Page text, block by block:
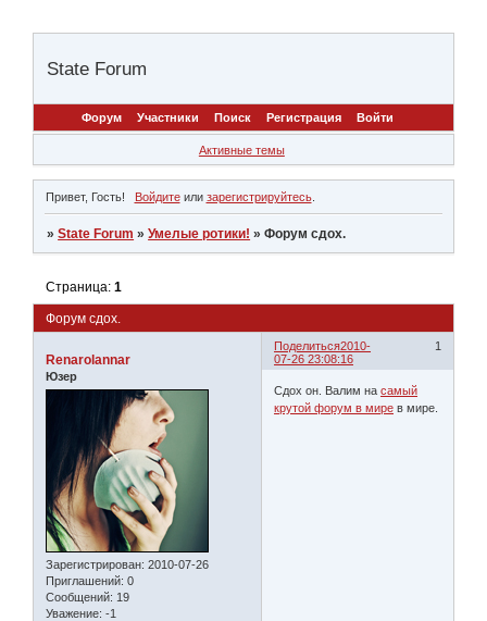
State Forum
Форум Участники Поиск Регистрация Войти
Активные темы
Привет, Гость! Войдитеили зарегистрируйтесь.
»State Forum »Умелые ротики! »Форум сдох.
Форум сдох.
Страница:1
Поделиться 1
2010-
07-26 23:08:16
Renarolannar
Юзер
Зарегистрирован: 2010-07-26
Приглашений: 0
Сообщений: 19
Уважение: -1
Сдох он. Валим насамый
крутой форум в мире в мире.